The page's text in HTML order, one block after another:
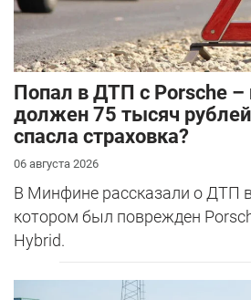
​Попал в ДТП с Porsche –
должен 75 тысяч
спасла страховка?
06 августа 2026
В Минфине рассказали о ДТП
котором был поврежден
Hybrid.